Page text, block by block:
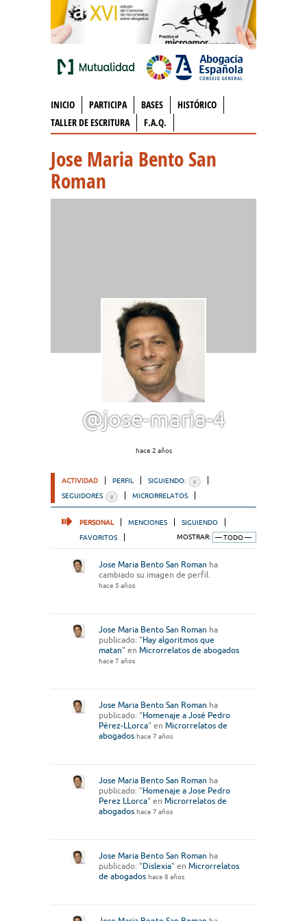
INICIO PARTICIPA BASES
HISTÓRICO
TALLER DE ESCRITURA
F.A.Q.
Jose Maria Bento San
Roman
@jose-maria-4
hace 2 años
ACTIVIDAD PERFIL SIGUIENDO: 0
SEGUIDORES 0 MICRORRELATOS
PERSONAL MENCIONES
SIGUIENDO
FAVORITOS
MOSTRAR:
Jose Maria Bento San Roman ha
cambiado su imagen de perfil.
hace 5 años
Jose Maria Bento San Roman ha
publicado: "Hay algoritmos que
matan" en Microrrelatos de abogados
hace 7 años
Jose Maria Bento San Roman ha
publicado: "Homenaje a José Pedro
Pérez-LLorca" en Microrrelatos de
abogados hace 7 años
Jose Maria Bento San Roman ha
publicado: "Homenaje a Jose Pedro
Perez LLorca" en Microrrelatos de
abogados hace 7 años
Jose Maria Bento San Roman ha
publicado: "Dislexia" en Microrrelatos
de abogados hace 8 años